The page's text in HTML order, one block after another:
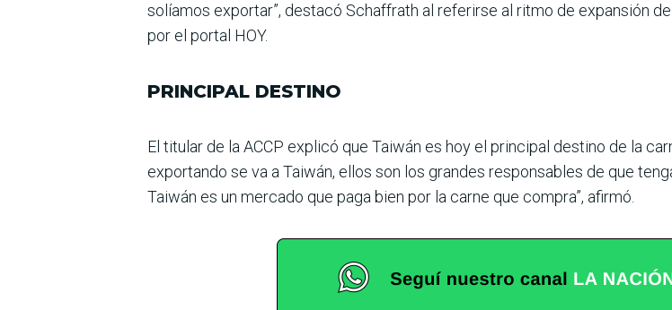
solíamos exportar”, destacó Schaffrath al refe­rirse al ritmo de expansión
por el portal HOY.
PRINCIPAL DESTINO
El titular de la ACCP explicó que Taiwán es hoy el princi­pal destino de la
expor­tando se va a Taiwán, ellos son los grandes responsa­bles de que
Taiwán es un mercado que paga bien por la carne que compra”, afirmó.